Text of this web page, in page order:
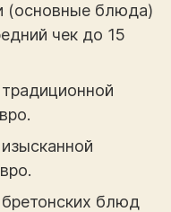
блюда)
чек до 15
бретонских блюд